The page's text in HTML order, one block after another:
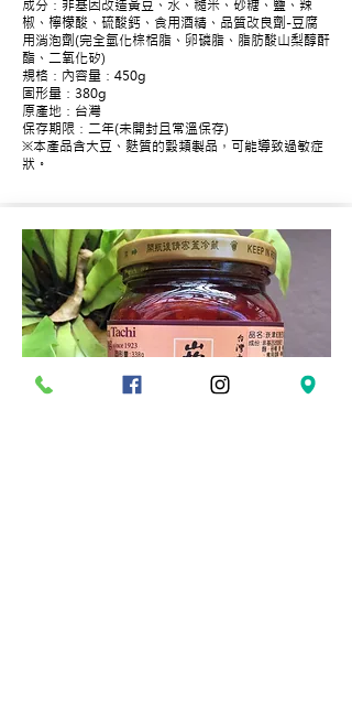
成分：非基因改造黃豆、水、糙米、砂糖、鹽、辣
椒、檸檬酸、硫酸鈣、食用酒精、品質改良劑-豆腐
用消泡劑(完全氫化棕梠脂、卵磷脂、脂肪酸山梨醇酐
酯、二氧化矽)
規格：內容量：450g
固形量：380g
原產地：台灣
保存期限：二年(未開封且常溫保存)
※本產品含大豆、麩質的穀類製品，可能導致過敏症
狀。